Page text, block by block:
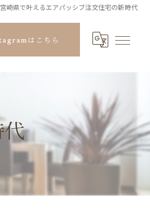
宮崎県で叶えるエアパッシブ注文住宅の新時代
はこちら
代